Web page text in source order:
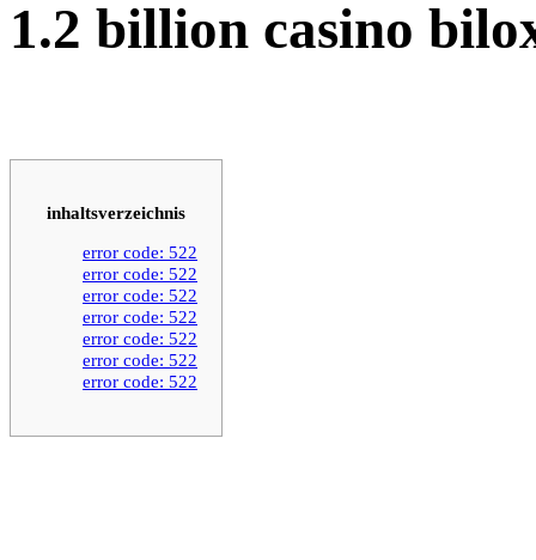
1.2 billion casino
inhaltsverzeichnis
error code: 522
error code: 522
error code: 522
error code: 522
error code: 522
error code: 522
error code: 522